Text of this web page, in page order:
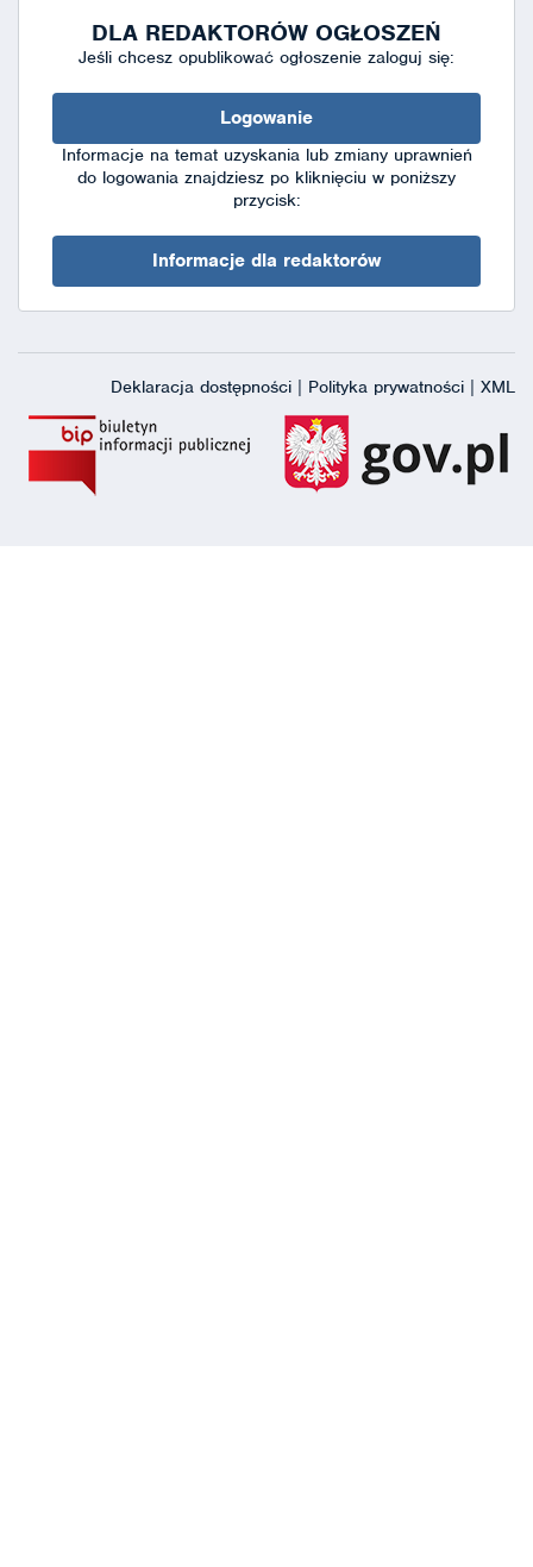
DLA REDAKTORÓW OGŁOSZEŃ
Jeśli chcesz opublikować ogłoszenie zaloguj się:
Logowanie
Informacje na temat uzyskania lub zmiany uprawnień
do logowania znajdziesz po kliknięciu w poniższy
przycisk:
Informacje dla redaktorów
Deklaracja dostępności | Polityka prywatności | XML